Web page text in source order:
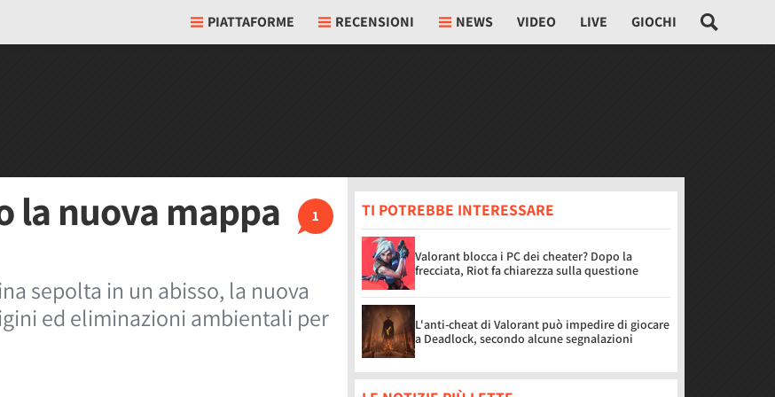
PIATTAFORME RECENSIONI NEWS VIDEO LIVE GIOCHI
1
la nuova mappa
sepolta in un abisso, la nuova
ed eliminazioni ambientali per
TI POTREBBE INTERESSARE
Valorant blocca i PC dei cheater? Dopo la
frecciata, Riot fa chiarezza sulla questione
L'anti-cheat di Valorant può impedire di giocare
a Deadlock, secondo alcune segnalazioni